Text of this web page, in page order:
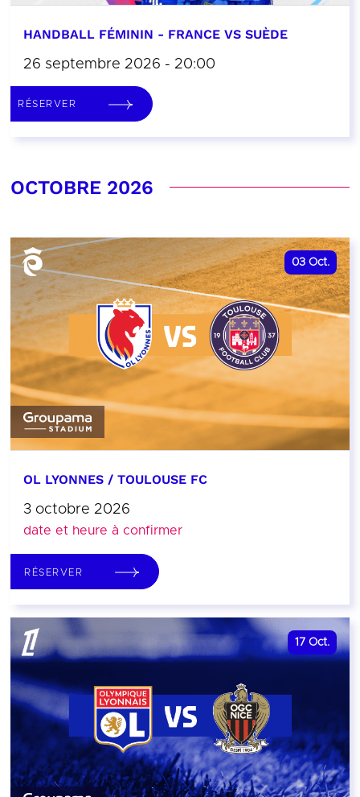
HANDBALL FÉMININ - FRANCE VS SUÈDE
26 septembre 2026 - 20:00
RÉSERVER
OCTOBRE 2026
03 Oct.
OL LYONNES / TOULOUSE FC
3 octobre 2026
date et heure à confirmer
RÉSERVER
17 Oct.